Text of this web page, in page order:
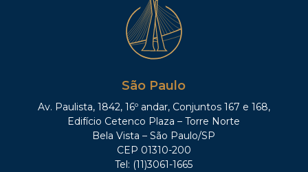
São Paulo
Av. Paulista, 1842, 16º andar, Conjuntos 167 e 168,
Edifício Cetenco Plaza – Torre Norte
Bela Vista – São Paulo/SP
CEP 01310-200
Tel: (11)3061-1665